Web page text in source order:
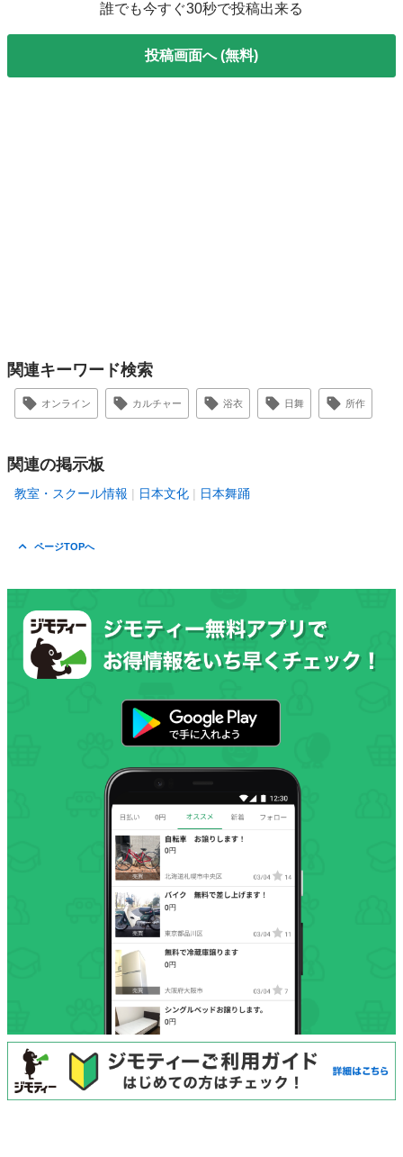
誰でも今すぐ30秒で投稿出来る
投稿画面へ (無料)
関連キーワード検索
オンライン カルチャー 浴衣 日舞 所作
関連の掲示板
教室・スクール情報 日本文化 日本舞踊
ページTOPへ